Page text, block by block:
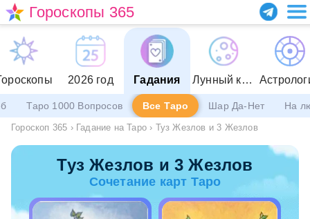
Гороскопы 365
2026 год Гадания Лунный календарь
Таро 1000 Вопросов Все Таро Шар Да-Нет На
Гороскоп 365 › Гадание на Таро › Туз Жезлов и 3 Жезлов
Туз Жезлов и 3 Жезлов
Сочетание карт Таро